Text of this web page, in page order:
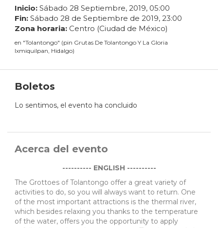
Inicio: Sábado 28 Septiembre, 2019, 05:00
Fin: Sábado 28 de Septiembre de 2019, 23:00
Zona horaria: Centro (Ciudad de México)
en "Tolantongo" (pin Grutas De Tolantongo Y La Gloria
Ixmiquilpan, Hidalgo)
Boletos
Lo sentimos, el evento ha concluido
Acerca del evento
---------- ENGLISH ----------
The Grottoes of Tolantongo offer a great variety of
activities to do, so you will always want to return. One
of the most important attractions is the thermal river,
which besides relaxing you thanks to the temperature
of the water, offers you the opportunity to apply